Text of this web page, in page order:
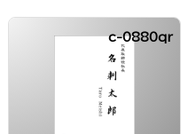
c-0880qr